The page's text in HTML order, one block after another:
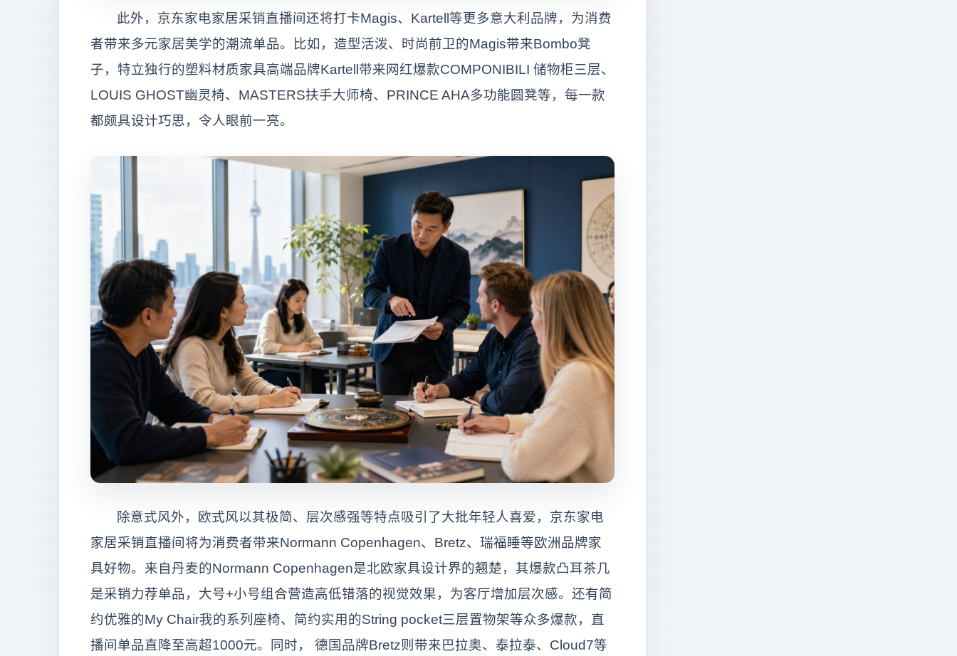
此外，京东家电家居采销直播间还将打卡Magis、Kartell等更多意大利品牌，为消费
者带来多元家居美学的潮流单品。比如，造型活泼、时尚前卫的Magis带来Bombo凳
子，特立独行的塑料材质家具高端品牌Kartell带来网红爆款COMPONIBILI 储物柜三层、
LOUIS GHOST幽灵椅、MASTERS扶手大师椅、PRINCE AHA多功能圆凳等，每一款
都颇具设计巧思，令人眼前一亮。
除意式风外，欧式风以其极简、层次感强等特点吸引了大批年轻人喜爱，京东家电
家居采销直播间将为消费者带来Normann Copenhagen、Bretz、瑞福睡等欧洲品牌家
具好物。来自丹麦的Normann Copenhagen是北欧家具设计界的翘楚，其爆款凸耳茶几
是采销力荐单品，大号+小号组合营造高低错落的视觉效果，为客厅增加层次感。还有简
约优雅的My Chair我的系列座椅、简约实用的String pocket三层置物架等众多爆款，直
播间单品直降至高超1000元。同时， 德国品牌Bretz则带来巴拉奥、泰拉泰、Cloud7等